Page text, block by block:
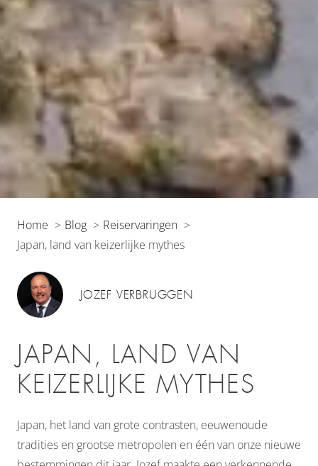
Home Blog
Reiservaringen
Japan, land van keizerlijke mythes
JOZEF VERBRUGGEN
JAPAN, LAND VAN
KEIZERLIJKE MYTHES
Japan, het land van grote contrasten, eeuwenoude
tradities en grootse metropolen en één van onze nieuwe